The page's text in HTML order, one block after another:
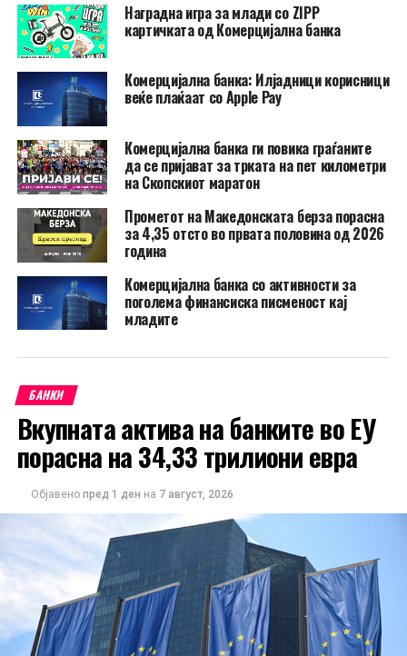
Наградна игра за млади со ZIPP
картичката од Комерцијална банка
Комерцијална банка: Илјадници корисници
веќе плаќаат со Apple Pay
Комерцијална банка ги повика граѓаните
да се пријават за трката на пет километри
на Скопскиот маратон
Прометот на Македонската берза порасна
за 4,35 отсто во првата половина од 2026
година
Комерцијална банка со активности за
поголема финансиска писменост кај
младите
БАНКИ
Вкупната актива на банките во ЕУ
порасна на 34,33 трилиони евра
Објавено пред 1 ден на 7 август, 2026